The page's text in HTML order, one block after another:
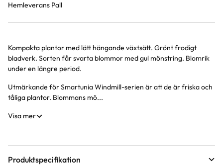
Hemleverans Pall
Produktinformation
Kompakta plantor med lätt hängande växtsätt. Grönt frodigt
bladverk. Sorten får svarta blommor med gul mönstring. Blomrik
under en längre period.
Utmärkande för Smartunia Windmill-serien är att de är friska och
tåliga plantor. Blommans mö...
Visa mer
Produktspecifikation